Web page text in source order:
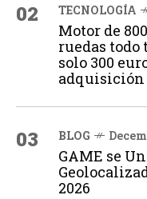
02 TECNOLOGÍA
Motor de
ruedas todo
solo 300
03 BLOG
GAME se
2026